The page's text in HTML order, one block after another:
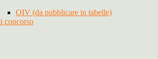
OIV (da pubblicare in tabelle)
concorso